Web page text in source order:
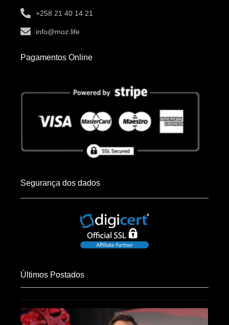
+258 21 40 14 21
info@moz.life
Pagamentos Online
Segurança dos dados
Últimos Postados